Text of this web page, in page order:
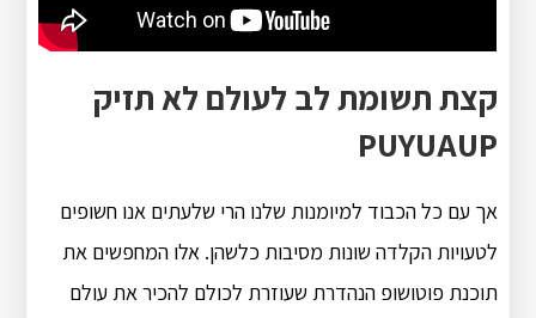
קצת תשומת לב לעולם לא תזיק
PUYUAUP
אך עם כל הכבוד למיומנות שלנו הרי שלעתים אנו חשופים
לטעויות הקלדה שונות מסיבות כלשהן. אלו המחפשים את
תוכנת פוטושופ הנהדרת שעוזרת לכולם להכיר את עולם